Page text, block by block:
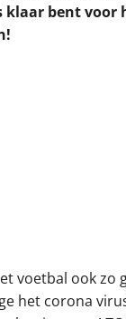
bent voor
voetbal ook zo
het corona